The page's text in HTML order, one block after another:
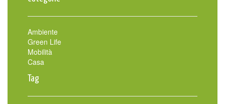
Ambiente
Green Life
Mobilità
Casa
Tag